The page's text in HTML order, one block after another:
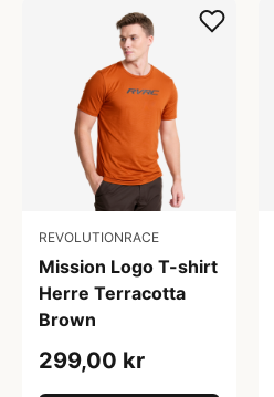
REVOLUTIONRACE
Mission Logo T-shirt
Herre Terracotta
Brown
299,00 kr